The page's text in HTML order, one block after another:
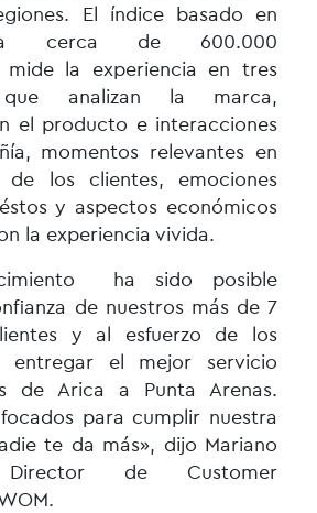
El índice basado en
a cerca de 600.000
mide la experiencia en tres
que analizan la marca,
el producto e interacciones
momentos relevantes en
de los clientes, emociones
y aspectos económicos
la experiencia vivida.
ha sido posible
de nuestros más de 7
y al esfuerzo de los
entregar el mejor servicio
de Arica a Punta Arenas.
para cumplir nuestra
te da más», dijo Mariano
Director de Customer